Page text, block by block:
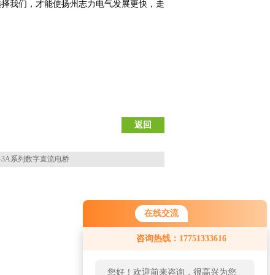
在线交流
咨询热线：17751333616
您好！欢迎前来咨询，很高兴为您
我们，才能使扬州志力电气发展更快，走
返回
3A系列数字直流电桥